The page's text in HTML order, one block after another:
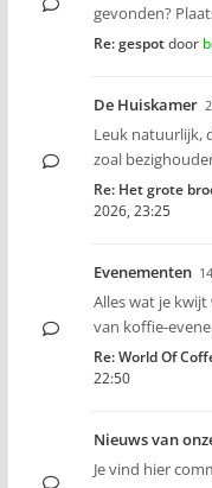
gevonden?
Re: gespotdoor
De Huiskamer
Leuk natuurlijk,
zoal
Re: Het grote
2026, 23:25
Evenementen
Alles wat je
van koffie-
Re: World Of
22:50
Nieuws van
Je vind hier